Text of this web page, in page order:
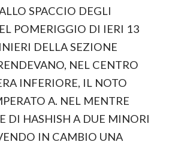
SPACCIO DEGLI
POMERIGGIO DI IERI 13
DELLA SEZIONE
NEL CENTRO
INFERIORE, IL NOTO
A. NEL MENTRE
DI HASHISH A DUE MINORI
IN CAMBIO UNA